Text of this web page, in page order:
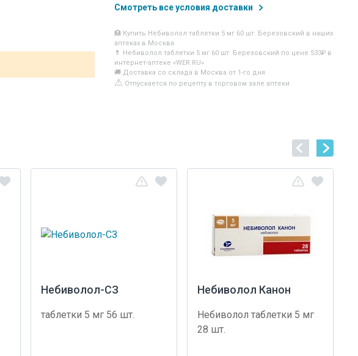
Смотреть все условия доставки
🏥 Купить Небиволол таблетки 5 мг 60 шт. Березовский в наших
аптеках в Москва
💊 Небиволол таблетки 5 мг 60 шт. Березовский по цене 533₽ в
интернет-аптеке «WER.RU»
🚚 Доставка со склада в Москва от 1-го дня
⚠Отпускается по рецепту в торговом зале аптеки
Небиволол-СЗ
таблетки 5 мг 56 шт.
Небиволол Канон
Небиволол таблетки 5 мг
28 шт.